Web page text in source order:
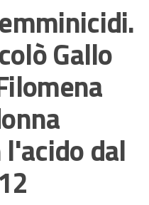
Gallo
dal